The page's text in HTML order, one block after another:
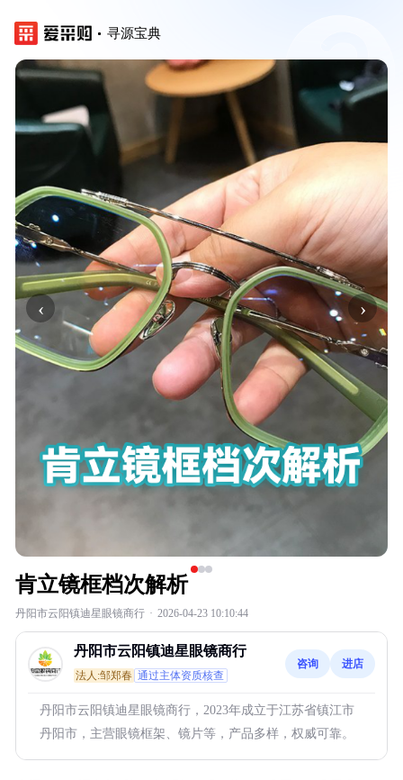
寻源宝典
‹ ›
肯立镜框档次解析
丹阳市云阳镇迪星眼镜商行 · 2026-04-23 10:10:44
丹阳市云阳镇迪星眼镜商行
法人:邹郑春 通过主体资质核查
咨询 进店
丹阳市云阳镇迪星眼镜商行，2023年成立于江苏省镇江市
丹阳市，主营眼镜框架、镜片等，产品多样，权威可靠。